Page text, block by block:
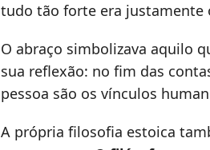
tudo tão forte era justamente
O abraço simbolizava aquilo
sua reflexão: no fim das
pessoa são os vínculos
A própria filosofia estoica